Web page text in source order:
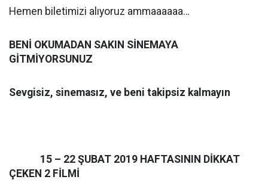
Hemen biletimizi alıyoruz ammaaaaaa…
BENİ OKUMADAN SAKIN SİNEMAYA
GİTMİYORSUNUZ
Sevgisiz, sinemasız, ve beni takipsiz kalmayın
15 – 22 ŞUBAT 2019 HAFTASININ DİKKAT
ÇEKEN 2 FİLMİ